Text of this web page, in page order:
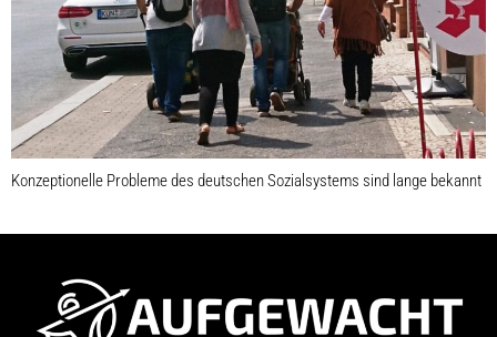
Konzeptionelle Probleme des deutschen Sozialsystems sind lange bekannt